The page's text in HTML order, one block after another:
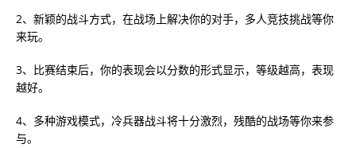
2、新颖的战斗方式，在战场上解决你的对手，多人竞技挑战等你
来玩。
3、比赛结束后，你的表现会以分数的形式显示，等级越高，表现
越好。
4、多种游戏模式，冷兵器战斗将十分激烈，残酷的战场等你来参
与。